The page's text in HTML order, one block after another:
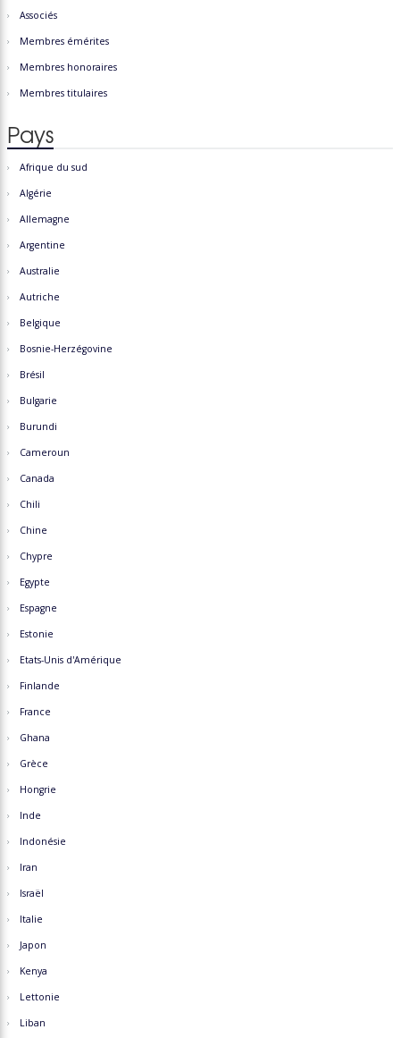
Associés
Membres émérites
Membres honoraires
Membres titulaires
Pays
Afrique du sud
Algérie
Allemagne
Argentine
Australie
Autriche
Belgique
Bosnie-Herzégovine
Brésil
Bulgarie
Burundi
Cameroun
Canada
Chili
Chine
Chypre
Egypte
Espagne
Estonie
Etats-Unis d'Amérique
Finlande
France
Ghana
Grèce
Hongrie
Inde
Indonésie
Iran
Israël
Italie
Japon
Kenya
Lettonie
Liban